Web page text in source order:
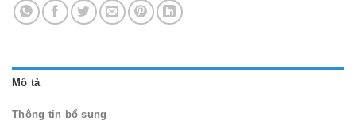
Mô tả
Thông tin bổ sung